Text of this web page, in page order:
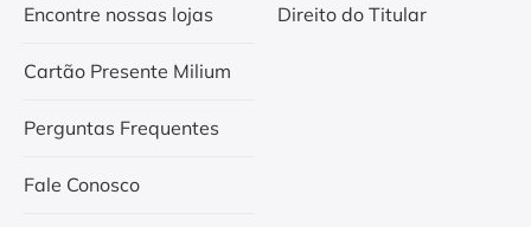
Encontre nossas lojas
Cartão Presente Milium
Perguntas Frequentes
Fale Conosco
Direito do Titular